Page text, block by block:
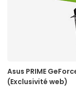
Asus PRIME
(Exclusivité web)